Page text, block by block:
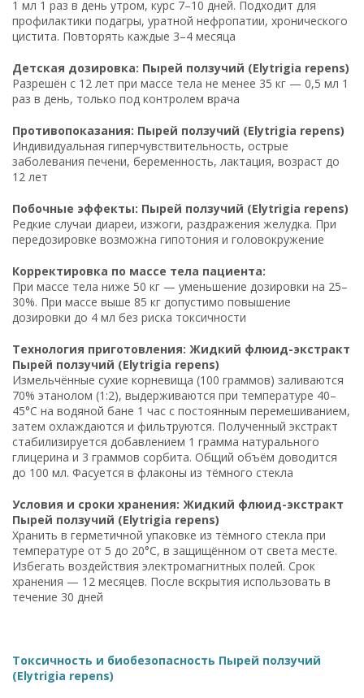
1 мл 1 раз в день утром, курс 7–10 дней. Подходит для
профилактики подагры, уратной нефропатии, хронического
цистита. Повторять каждые 3–4 месяца
Детская дозировка: Пырей ползучий (Elytrigia repens)
Разрешён с 12 лет при массе тела не менее 35 кг — 0,5 мл 1
раз в день, только под контролем врача
Противопоказания: Пырей ползучий (Elytrigia repens)
Индивидуальная гиперчувствительность, острые
заболевания печени, беременность, лактация, возраст до
12 лет
Побочные эффекты: Пырей ползучий (Elytrigia repens)
Редкие случаи диареи, изжоги, раздражения желудка. При
передозировке возможна гипотония и головокружение
Корректировка по массе тела пациента:
При массе тела ниже 50 кг — уменьшение дозировки на 25–
30%. При массе выше 85 кг допустимо повышение
дозировки до 4 мл без риска токсичности
Технология приготовления: Жидкий флюид-экстракт
Пырей ползучий (Elytrigia repens)
Измельчённые сухие корневища (100 граммов) заливаются
70% этанолом (1:2), выдерживаются при температуре 40–
45°C на водяной бане 1 час с постоянным перемешиванием,
затем охлаждаются и фильтруются. Полученный экстракт
стабилизируется добавлением 1 грамма натурального
глицерина и 3 граммов сорбита. Общий объём доводится
до 100 мл. Фасуется в флаконы из тёмного стекла
Условия и сроки хранения: Жидкий флюид-экстракт
Пырей ползучий (Elytrigia repens)
Хранить в герметичной упаковке из тёмного стекла при
температуре от 5 до 20°C, в защищённом от света месте.
Избегать воздействия электромагнитных полей. Срок
хранения — 12 месяцев. После вскрытия использовать в
течение 30 дней
Токсичность и биобезопасность Пырей ползучий
(Elytrigia repens)